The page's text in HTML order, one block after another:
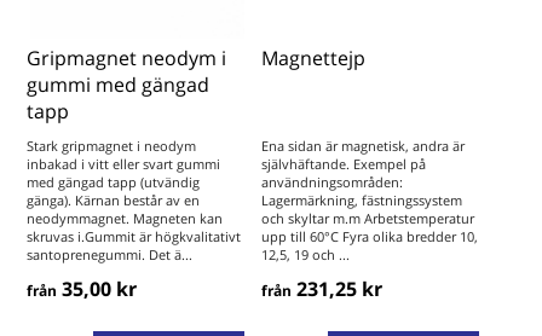
Gripmagnet neodym i
gummi med gängad
tapp
Stark gripmagnet i neodym
inbakad i vitt eller svart gummi
med gängad tapp (utvändig
gänga). Kärnan består av en
neodymmagnet. Magneten kan
skruvas i.Gummit är högkvalitativt
santoprenegummi. Det ä...
från 35,00 kr
Magnettejp
Ena sidan är magnetisk, andra är
självhäftande. Exempel på
användningsområden:
Lagermärkning, fästningssystem
och skyltar m.m Arbetstemperatur
upp till 60°C Fyra olika bredder 10,
12,5, 19 och ...
från 231,25 kr